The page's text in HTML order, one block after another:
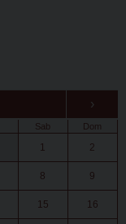
›
Sab Dom
1 2
8 9
15 16